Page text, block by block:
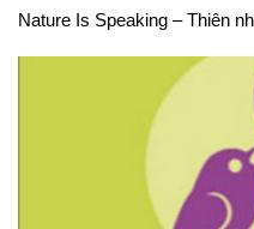
Nature Is Speaking – Thiên